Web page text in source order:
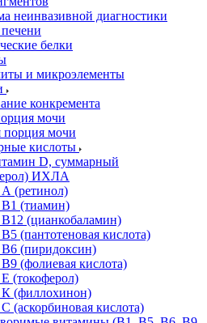
неинвазивной диагностики
белки
и микроэлементы
конкремента
мочи
порция мочи
кислоты
D, суммарный
ИХЛА
(ретинол)
(тиамин)
(цианкобаламин)
(пантотеновая кислота)
(пиридоксин)
(фолиевая кислота)
(токоферол)
(филлохинон)
(аскорбиновая кислота)